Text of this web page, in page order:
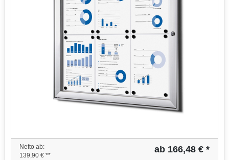
Netto ab:
139,90 € **
ab 166,48 € *